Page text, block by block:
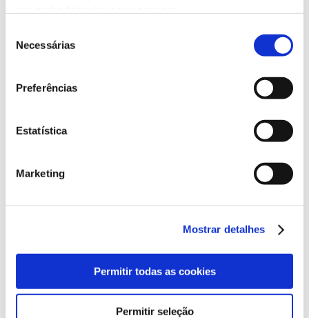
Necessárias
Preferências
Estatística
Marketing
Mostrar detalhes
Permitir todas as cookies
Permitir seleção
Clientes de destaque